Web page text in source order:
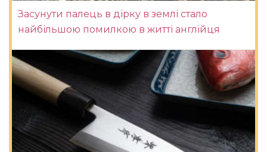
Засунути палець в дірку в землі стало
найбільшою помилкою в житті англійця